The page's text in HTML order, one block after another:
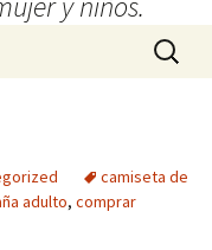
Buscar:
camiseta de
adulto, comprar